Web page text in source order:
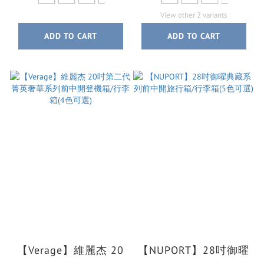
ADD TO CART
View other 2 variants
ADD TO CART
【Verage】維麗杰 20
【NUPORT】28吋御曜